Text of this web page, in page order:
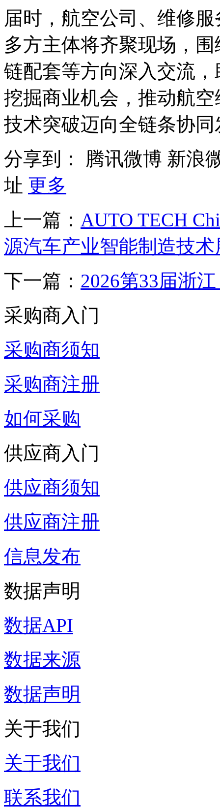
届时，航空公司、维修
多方主体将齐聚现场，
链配套等方向深入交流
挖掘商业机会，推动航
技术突破迈向全链条协同
分享到：
腾讯微博 新浪
址 更多
上一篇： AUTO TECH
源汽车产业智能制造技术
下一篇： 2026第33届浙
采购商入门
采购商须知
采购商注册
如何采购
供应商入门
供应商须知
供应商注册
信息发布
数据声明
数据API
数据来源
数据声明
关于我们
关于我们
联系我们